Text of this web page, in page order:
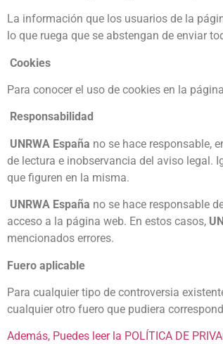
La información que los usuarios de la
lo que ruega que se abstengan de enviar
Cookies
Para conocer el uso de cookies en la
Responsabilidad
UNRWA España no se hace responsable,
de lectura e inobservancia del aviso legal.
que figuren en la misma.
UNRWA España no se hace responsable
acceso a la página web. En estos casos,
mencionados errores.
Fuero aplicable
Para cualquier tipo de controversia
cualquier otro fuero que pudiera
Además, Puedes leer la POLÍTICA DE